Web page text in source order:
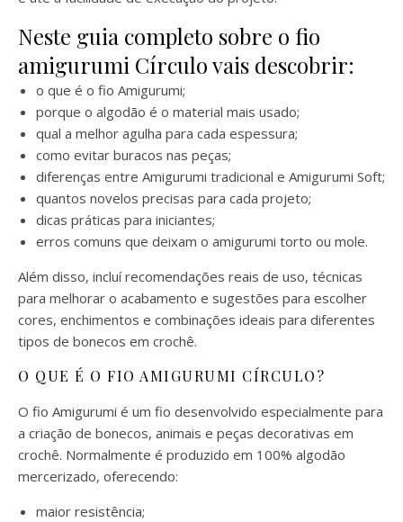
Neste guia completo sobre o fio
amigurumi Círculo vais descobrir:
o que é o fio Amigurumi;
porque o algodão é o material mais usado;
qual a melhor agulha para cada espessura;
como evitar buracos nas peças;
diferenças entre Amigurumi tradicional e Amigurumi Soft;
quantos novelos precisas para cada projeto;
dicas práticas para iniciantes;
erros comuns que deixam o amigurumi torto ou mole.
Além disso, incluí recomendações reais de uso, técnicas
para melhorar o acabamento e sugestões para escolher
cores, enchimentos e combinações ideais para diferentes
tipos de bonecos em crochê.
O QUE É O FIO AMIGURUMI CÍRCULO?
O fio Amigurumi é um fio desenvolvido especialmente para
a criação de bonecos, animais e peças decorativas em
crochê. Normalmente é produzido em 100% algodão
mercerizado, oferecendo:
maior resistência;